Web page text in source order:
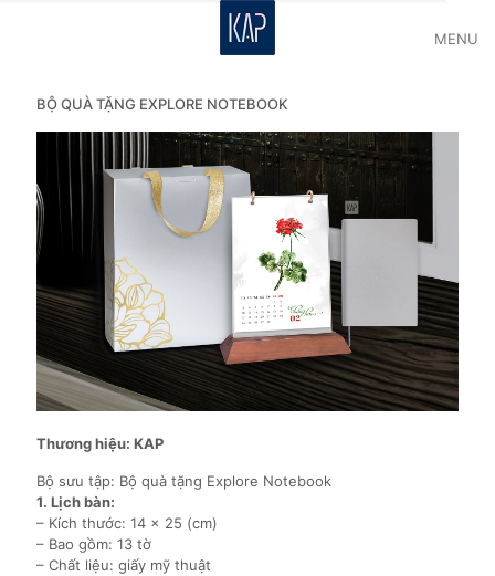
MENU
BỘ QUÀ TẶNG EXPLORE NOTEBOOK
Thương hiệu: KAP
Bộ sưu tập: Bộ quà tặng Explore Notebook
1. Lịch bàn:
– Kích thước: 14 x 25 (cm)
– Bao gồm: 13 tờ
– Chất liệu: giấy mỹ thuật